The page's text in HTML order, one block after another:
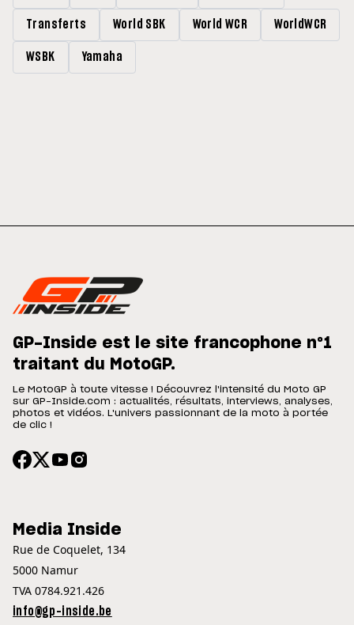
Transferts World SBK World WCR WorldWCR
WSBK Yamaha
GP-Inside est le site francophone n°1
traitant du MotoGP.
Le MotoGP à toute vitesse ! Découvrez l'intensité du Moto GP
sur GP-Inside.com : actualités, résultats, interviews, analyses,
photos et vidéos. L'univers passionnant de la moto à portée
de clic !
Media Inside
Rue de Coquelet, 134
5000 Namur
TVA 0784.921.426
info@gp-inside.be